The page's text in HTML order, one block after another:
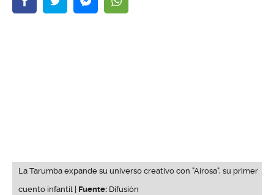
La Tarumba expande su universo creativo con "Airosa", su primer
cuento infantil | Fuente: Difusión